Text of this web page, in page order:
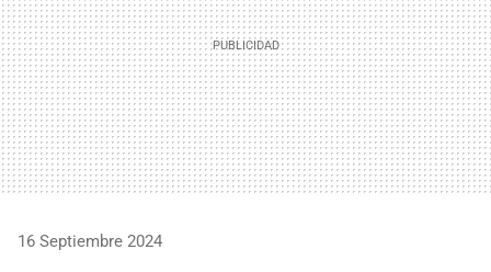
16 Septiembre 2024